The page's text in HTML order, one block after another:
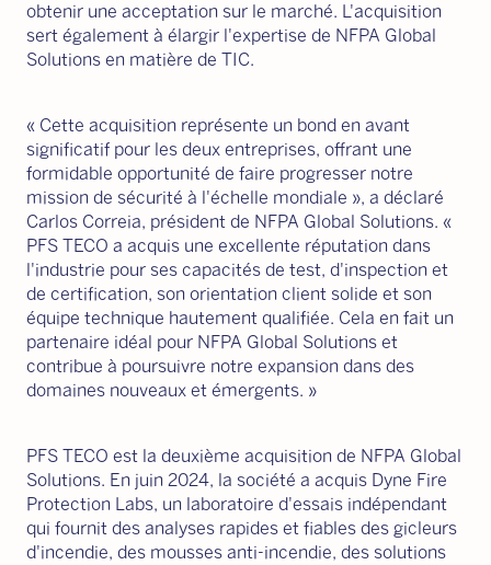
obtenir une acceptation sur le marché. L'acquisition
sert également à élargir l'expertise de NFPA Global
Solutions en matière de TIC.
« Cette acquisition représente un bond en avant
significatif pour les deux entreprises, offrant une
formidable opportunité de faire progresser notre
mission de sécurité à l'échelle mondiale », a déclaré
Carlos Correia, président de NFPA Global Solutions. «
PFS TECO a acquis une excellente réputation dans
l'industrie pour ses capacités de test, d'inspection et
de certification, son orientation client solide et son
équipe technique hautement qualifiée. Cela en fait un
partenaire idéal pour NFPA Global Solutions et
contribue à poursuivre notre expansion dans des
domaines nouveaux et émergents. »
PFS TECO est la deuxième acquisition de NFPA Global
Solutions. En juin 2024, la société a acquis Dyne Fire
Protection Labs, un laboratoire d'essais indépendant
qui fournit des analyses rapides et fiables des gicleurs
d'incendie, des mousses anti-incendie, des solutions